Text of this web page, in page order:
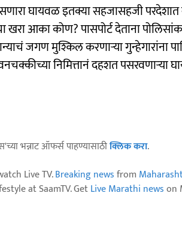
घायवळ इतक्या सहजासहजी
आका कोण? पासपोर्ट देताना
जगण मुश्किल करणाऱ्या गुन्हेगारांना
निमित्तानं दहशत
भन्नाट ऑफर्स पाहण्यासाठीक्लिक करा.
Live TV.Breaking newsfrom
at SaamTV. GetLive Marathi newson